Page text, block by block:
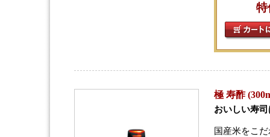
特
極 寿酢
おいしい寿
国産米をこ